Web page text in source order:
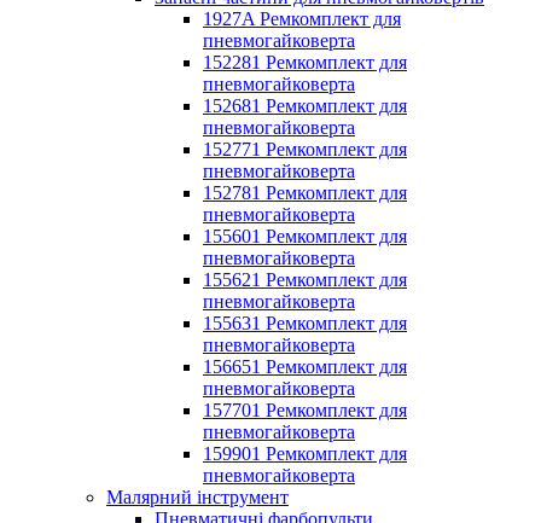
1927A Ремкомплект для
пневмогайковерта
152281 Ремкомплект для
пневмогайковерта
152681 Ремкомплект для
пневмогайковерта
152771 Ремкомплект для
пневмогайковерта
152781 Ремкомплект для
пневмогайковерта
155601 Ремкомплект для
пневмогайковерта
155621 Ремкомплект для
пневмогайковерта
155631 Ремкомплект для
пневмогайковерта
156651 Ремкомплект для
пневмогайковерта
157701 Ремкомплект для
пневмогайковерта
159901 Ремкомплект для
пневмогайковерта
Малярний інструмент
Пневматичні фарбопульти